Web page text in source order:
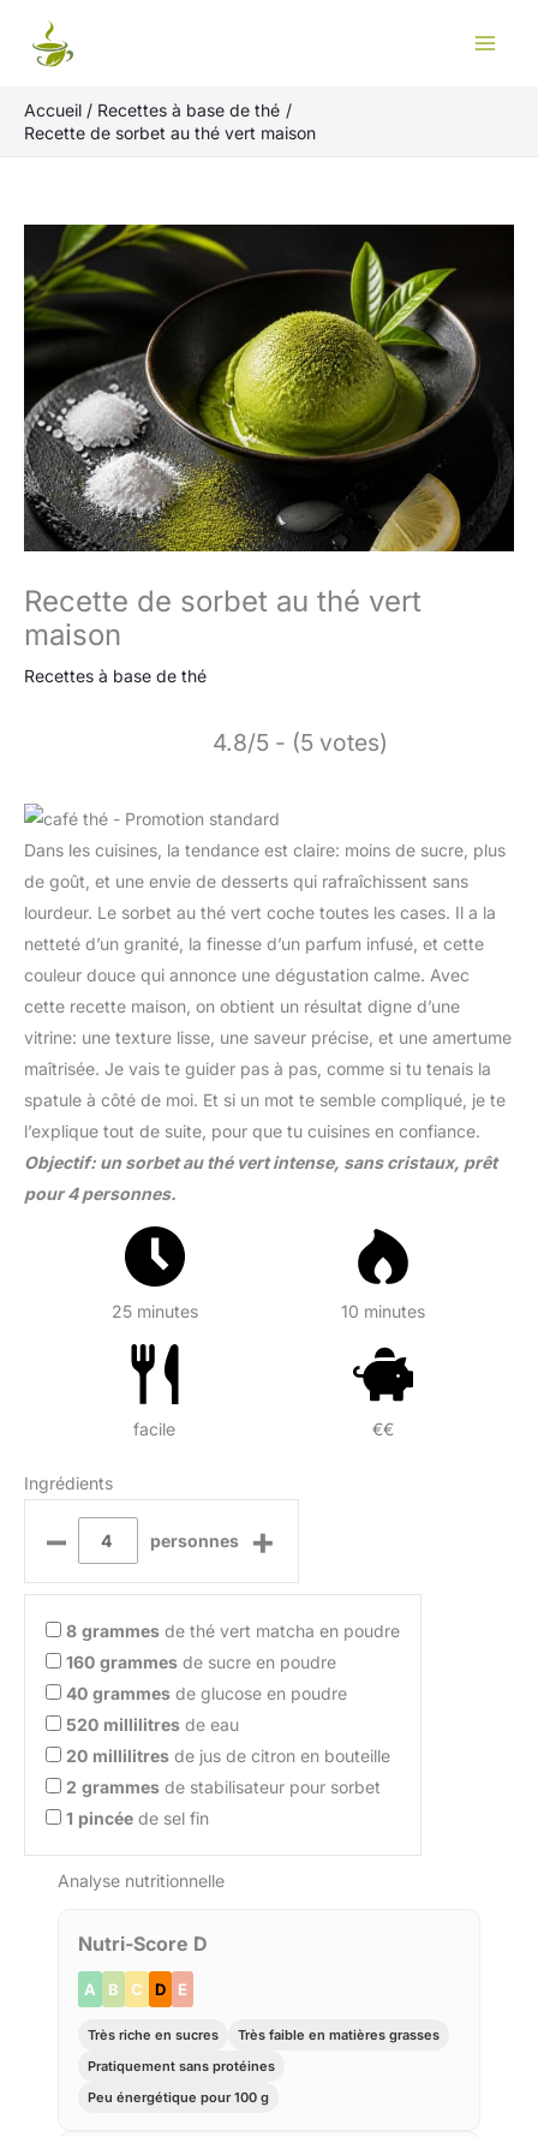
Accueil
Recettes à base de thé
Recette de sorbet au thé vert maison
Recette de sorbet au thé vert
maison
Recettes à base de thé
4.8/5 - (5 votes)
Dans les cuisines, la tendance est claire: moins de sucre, plus
de goût, et une envie de desserts qui rafraîchissent sans
lourdeur. Le sorbet au thé vert coche toutes les cases. Il a la
netteté d’un granité, la finesse d’un parfum infusé, et cette
couleur douce qui annonce une dégustation calme. Avec
cette recette maison, on obtient un résultat digne d’une
vitrine: une texture lisse, une saveur précise, et une amertume
maîtrisée. Je vais te guider pas à pas, comme si tu tenais la
spatule à côté de moi. Et si un mot te semble compliqué, je te
l’explique tout de suite, pour que tu cuisines en confiance.
Objectif: un sorbet au thé vert intense, sans cristaux, prêt
pour 4 personnes.
25 minutes 10 minutes
facile €€
Ingrédients
– personnes +
8 grammes de thé vert matcha en poudre
160 grammes de sucre en poudre
40 grammes de glucose en poudre
520 millilitres de eau
20 millilitres de jus de citron en bouteille
2 grammes de stabilisateur pour sorbet
1 pincée de sel fin
Analyse nutritionnelle
Nutri-Score D
A B C D E
Très riche en sucres
Très faible en matières grasses
Pratiquement sans protéines
Peu énergétique pour 100 g